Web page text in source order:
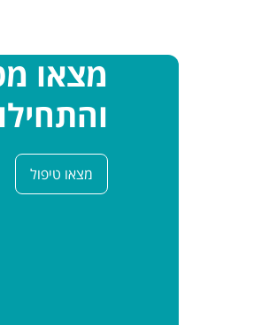
מצאו
מצאו טיפול